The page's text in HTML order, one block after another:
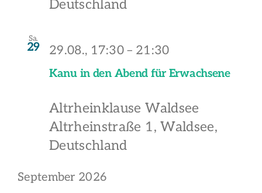
Deutschland
Sa.
29
Kanu in den Abend für Erwachsene
29.08., 17:30 – 21:30
Altrheinklause Waldsee
Altrheinstraße 1, Waldsee,
Deutschland
September 2026